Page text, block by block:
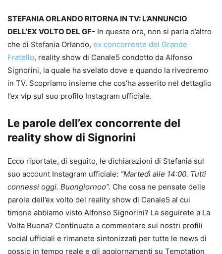
STEFANIA ORLANDO RITORNA IN TV: L’ANNUNCIO
DELL’EX VOLTO DEL GF- In queste ore, non si parla d’altro
che di Stefania Orlando, ex concorrente del Grande
Fratello, reality show di Canale5 condotto da Alfonso
Signorini, la quale ha svelato dove e quando la rivedremo
in TV. Scopriamo insieme che cos’ha asserito nel dettaglio
l’ex vip sul suo profilo Instagram ufficiale.
Le parole dell’ex concorrente del
reality show di Signorini
Ecco riportate, di seguito, le dichiarazioni di Stefania sul
suo account Instagram ufficiale: “Martedì alle 14:00. Tutti
connessi oggi. Buongiornoo”. Che cosa ne pensate delle
parole dell’ex volto del reality show di Canale5 al cui
timone abbiamo visto Alfonso Signorini? La seguirete a La
Volta Buona? Continuate a commentare sui nostri profili
social ufficiali e rimanete sintonizzati per tutte le news di
gossip in tempo reale e gli aggiornamenti su Temptation